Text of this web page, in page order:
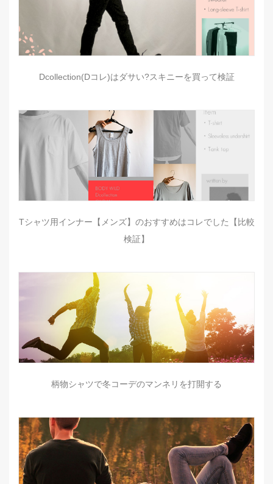
Dcollection(Dコレ)はダサい?スキニーを買って検証
Tシャツ用インナー【メンズ】のおすすめはコレでした【比較
検証】
柄物シャツで冬コーデのマンネリを打開する